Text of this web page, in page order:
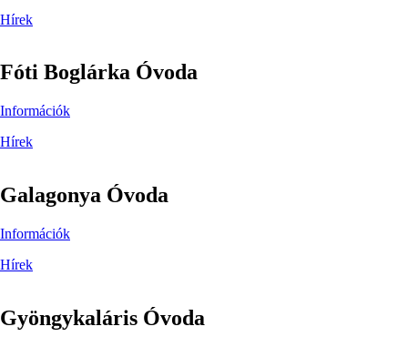
Hírek
Fóti Boglárka Óvoda
Információk
Hírek
Galagonya Óvoda
Információk
Hírek
Gyöngykaláris Óvoda